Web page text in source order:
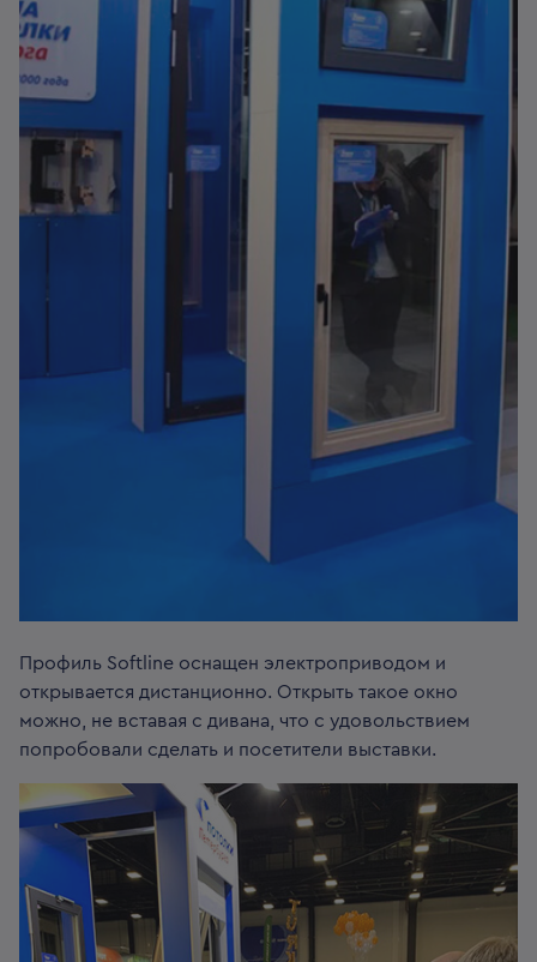
Профиль Softline оснащен электроприводом и
открывается дистанционно. Открыть такое окно
можно, не вставая с дивана, что с удовольствием
попробовали сделать и посетители выставки.